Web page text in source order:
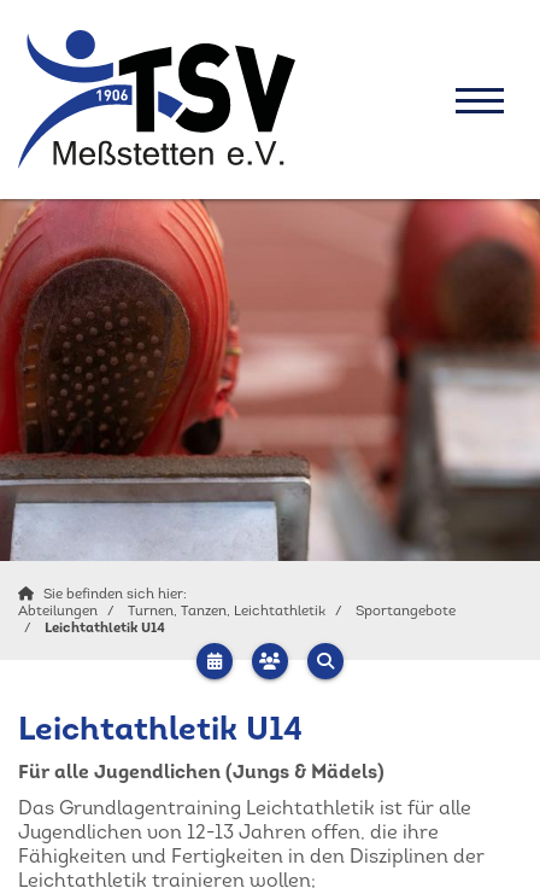
Sie befinden sich hier:
Abteilungen
Turnen, Tanzen, Leichtathletik
Sportangebote
Leichtathletik U14
Leichtathletik U14
Für alle Jugendlichen (Jungs & Mädels)
Das Grundlagentraining Leichtathletik ist für alle
Jugendlichen von 12-13 Jahren offen, die ihre
Fähigkeiten und Fertigkeiten in den Disziplinen der
Leichtathletik trainieren wollen;